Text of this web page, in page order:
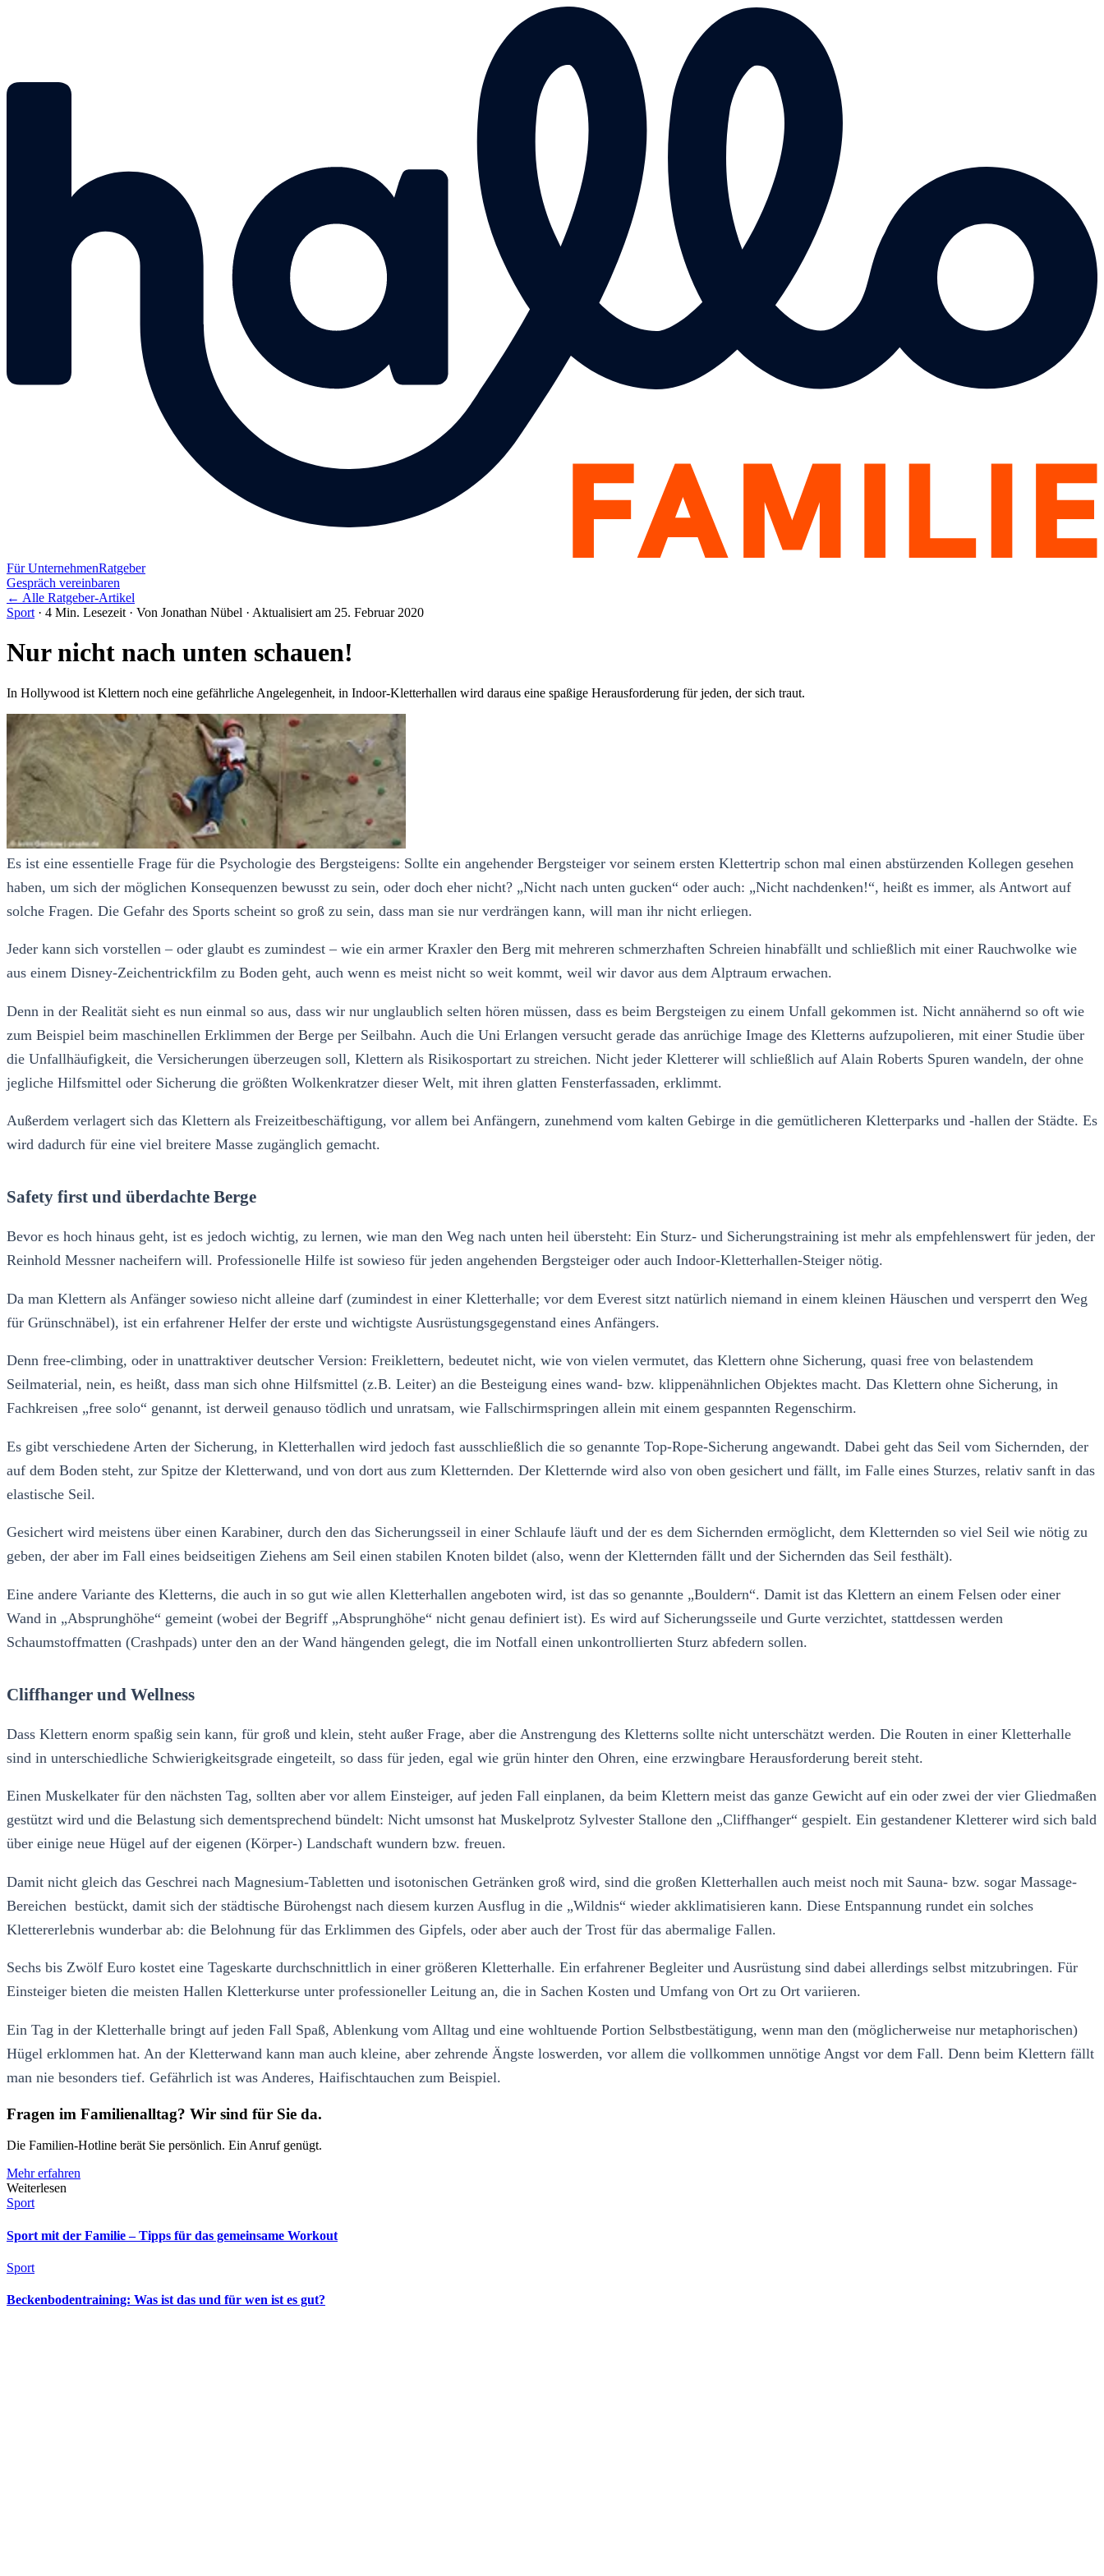
Für UnternehmenRatgeber
Gespräch vereinbaren
← Alle Ratgeber-Artikel
Sport · 4 Min. Lesezeit · Von Jonathan Nübel · Aktualisiert am 25. Februar 2020
Nur nicht nach unten schauen!
In Hollywood ist Klettern noch eine gefährliche Angelegenheit, in Indoor-Kletterhallen wird daraus eine spaßige Herausforderung für jeden, der sich traut.
Es ist eine essentielle Frage für die Psychologie des Bergsteigens: Sollte ein angehender Bergsteiger vor seinem ersten Klettertrip schon mal einen abstürzenden Kollegen gesehen
haben, um sich der möglichen Konsequenzen bewusst zu sein, oder doch eher nicht? „Nicht nach unten gucken“ oder auch: „Nicht nachdenken!“, heißt es immer, als Antwort auf
solche Fragen. Die Gefahr des Sports scheint so groß zu sein, dass man sie nur verdrängen kann, will man ihr nicht erliegen.
Jeder kann sich vorstellen – oder glaubt es zumindest – wie ein armer Kraxler den Berg mit mehreren schmerzhaften Schreien hinabfällt und schließlich mit einer Rauchwolke wie
aus einem Disney-Zeichentrickfilm zu Boden geht, auch wenn es meist nicht so weit kommt, weil wir davor aus dem Alptraum erwachen.
Denn in der Realität sieht es nun einmal so aus, dass wir nur unglaublich selten hören müssen, dass es beim Bergsteigen zu einem Unfall gekommen ist. Nicht annähernd so oft wie
zum Beispiel beim maschinellen Erklimmen der Berge per Seilbahn. Auch die Uni Erlangen versucht gerade das anrüchige Image des Kletterns aufzupolieren, mit einer Studie über
die Unfallhäufigkeit, die Versicherungen überzeugen soll, Klettern als Risikosportart zu streichen. Nicht jeder Kletterer will schließlich auf Alain Roberts Spuren wandeln, der ohne
jegliche Hilfsmittel oder Sicherung die größten Wolkenkratzer dieser Welt, mit ihren glatten Fensterfassaden, erklimmt.
Außerdem verlagert sich das Klettern als Freizeitbeschäftigung, vor allem bei Anfängern, zunehmend vom kalten Gebirge in die gemütlicheren Kletterparks und -hallen der Städte. Es
wird dadurch für eine viel breitere Masse zugänglich gemacht.
Safety first und überdachte Berge
Bevor es hoch hinaus geht, ist es jedoch wichtig, zu lernen, wie man den Weg nach unten heil übersteht: Ein Sturz- und Sicherungstraining ist mehr als empfehlenswert für jeden, der
Reinhold Messner nacheifern will. Professionelle Hilfe ist sowieso für jeden angehenden Bergsteiger oder auch Indoor-Kletterhallen-Steiger nötig.
Da man Klettern als Anfänger sowieso nicht alleine darf (zumindest in einer Kletterhalle; vor dem Everest sitzt natürlich niemand in einem kleinen Häuschen und versperrt den Weg
für Grünschnäbel), ist ein erfahrener Helfer der erste und wichtigste Ausrüstungsgegenstand eines Anfängers.
Denn free-climbing, oder in unattraktiver deutscher Version: Freiklettern, bedeutet nicht, wie von vielen vermutet, das Klettern ohne Sicherung, quasi free von belastendem
Seilmaterial, nein, es heißt, dass man sich ohne Hilfsmittel (z.B. Leiter) an die Besteigung eines wand- bzw. klippenähnlichen Objektes macht. Das Klettern ohne Sicherung, in
Fachkreisen „free solo“ genannt, ist derweil genauso tödlich und unratsam, wie Fallschirmspringen allein mit einem gespannten Regenschirm.
Es gibt verschiedene Arten der Sicherung, in Kletterhallen wird jedoch fast ausschließlich die so genannte Top-Rope-Sicherung angewandt. Dabei geht das Seil vom Sichernden, der
auf dem Boden steht, zur Spitze der Kletterwand, und von dort aus zum Kletternden. Der Kletternde wird also von oben gesichert und fällt, im Falle eines Sturzes, relativ sanft in das
elastische Seil.
Gesichert wird meistens über einen Karabiner, durch den das Sicherungsseil in einer Schlaufe läuft und der es dem Sichernden ermöglicht, dem Kletternden so viel Seil wie nötig zu
geben, der aber im Fall eines beidseitigen Ziehens am Seil einen stabilen Knoten bildet (also, wenn der Kletternden fällt und der Sichernden das Seil festhält).
Eine andere Variante des Kletterns, die auch in so gut wie allen Kletterhallen angeboten wird, ist das so genannte „Bouldern“. Damit ist das Klettern an einem Felsen oder einer
Wand in „Absprunghöhe“ gemeint (wobei der Begriff „Absprunghöhe“ nicht genau definiert ist). Es wird auf Sicherungsseile und Gurte verzichtet, stattdessen werden
Schaumstoffmatten (Crashpads) unter den an der Wand hängenden gelegt, die im Notfall einen unkontrollierten Sturz abfedern sollen.
Cliffhanger und Wellness
Dass Klettern enorm spaßig sein kann, für groß und klein, steht außer Frage, aber die Anstrengung des Kletterns sollte nicht unterschätzt werden. Die Routen in einer Kletterhalle
sind in unterschiedliche Schwierigkeitsgrade eingeteilt, so dass für jeden, egal wie grün hinter den Ohren, eine erzwingbare Herausforderung bereit steht.
Einen Muskelkater für den nächsten Tag, sollten aber vor allem Einsteiger, auf jeden Fall einplanen, da beim Klettern meist das ganze Gewicht auf ein oder zwei der vier Gliedmaßen
gestützt wird und die Belastung sich dementsprechend bündelt: Nicht umsonst hat Muskelprotz Sylvester Stallone den „Cliffhanger“ gespielt. Ein gestandener Kletterer wird sich bald
über einige neue Hügel auf der eigenen (Körper-) Landschaft wundern bzw. freuen.
Damit nicht gleich das Geschrei nach Magnesium-Tabletten und isotonischen Getränken groß wird, sind die großen Kletterhallen auch meist noch mit Sauna- bzw. sogar Massage-
Bereichen bestückt, damit sich der städtische Bürohengst nach diesem kurzen Ausflug in die „Wildnis“ wieder akklimatisieren kann. Diese Entspannung rundet ein solches
Klettererlebnis wunderbar ab: die Belohnung für das Erklimmen des Gipfels, oder aber auch der Trost für das abermalige Fallen.
Sechs bis Zwölf Euro kostet eine Tageskarte durchschnittlich in einer größeren Kletterhalle. Ein erfahrener Begleiter und Ausrüstung sind dabei allerdings selbst mitzubringen. Für
Einsteiger bieten die meisten Hallen Kletterkurse unter professioneller Leitung an, die in Sachen Kosten und Umfang von Ort zu Ort variieren.
Ein Tag in der Kletterhalle bringt auf jeden Fall Spaß, Ablenkung vom Alltag und eine wohltuende Portion Selbstbestätigung, wenn man den (möglicherweise nur metaphorischen)
Hügel erklommen hat. An der Kletterwand kann man auch kleine, aber zehrende Ängste loswerden, vor allem die vollkommen unnötige Angst vor dem Fall. Denn beim Klettern fällt
man nie besonders tief. Gefährlich ist was Anderes, Haifischtauchen zum Beispiel.
Fragen im Familienalltag? Wir sind für Sie da.
Die Familien-Hotline berät Sie persönlich. Ein Anruf genügt.
Mehr erfahren
Weiterlesen
Sport
Sport mit der Familie – Tipps für das gemeinsame Workout
Sport
Beckenbodentraining: Was ist das und für wen ist es gut?